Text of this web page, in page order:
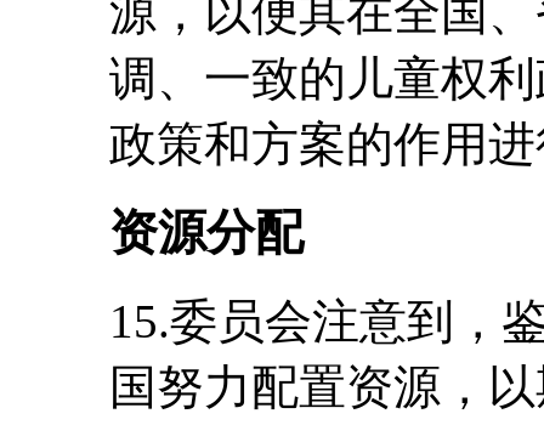
源，以便其在全国
调、一致的儿童权
政策和方案的作用
资源分配
15.委员会注意到，
国努力配置资源，